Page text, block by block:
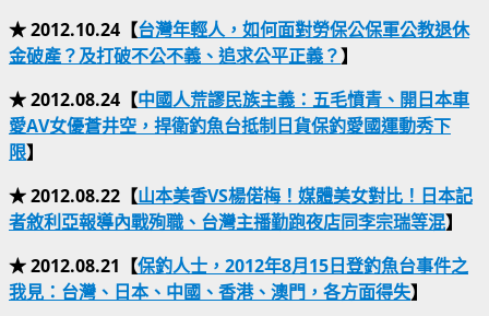
★ 2012.10.24【台灣年輕人，如何面對勞保公保軍公教退休
金破產？及打破不公不義、追求公平正義？】
★ 2012.08.24【中國人荒謬民族主義：五毛憤青、開日本車
愛AV女優蒼井空，捍衛釣魚台抵制日貨保釣愛國運動秀下
限】
★ 2012.08.22【山本美香VS楊偌梅！媒體美女對比！日本記
者敘利亞報導內戰殉職、台灣主播勤跑夜店同李宗瑞等混】
★ 2012.08.21【保釣人士，2012年8月15日登釣魚台事件之
我見：台灣、日本、中國、香港、澳門，各方面得失】